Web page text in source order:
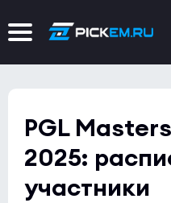
PGL
2025:
участники